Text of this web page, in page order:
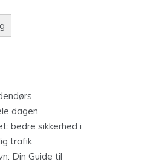
dagen
bedre sikkerhed i
trafik
Din Guide til